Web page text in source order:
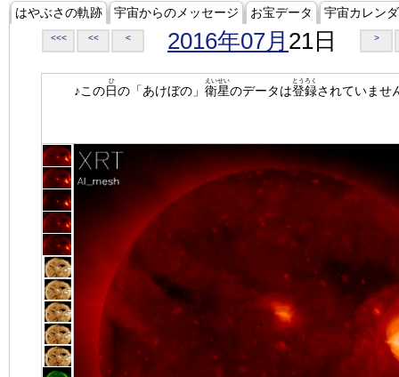
はやぶさの軌跡 宇宙からのメッセージ お宝データ 宇宙カレン
<<< << < 2016年07月 21日 >
♪この日
ひ
の「あけぼの」 衛星
えいせい
のデータは登録
とうろく
されていませ